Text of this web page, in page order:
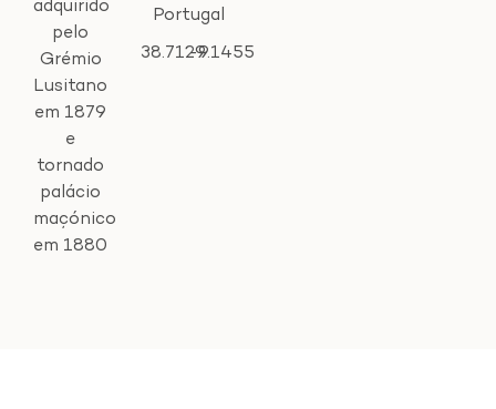
adquirido
pelo
Grémio
Lusitano
em 1879
e
tornado
palácio
maçónico
em 1880
Portugal
38.7129-9.1455